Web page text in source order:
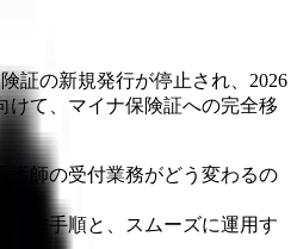
証の新規発行が停止され、2026
けて、マイナ保険証への完全移
護師の受付業務がどう変わるの
操作手順と、スムーズに運用す